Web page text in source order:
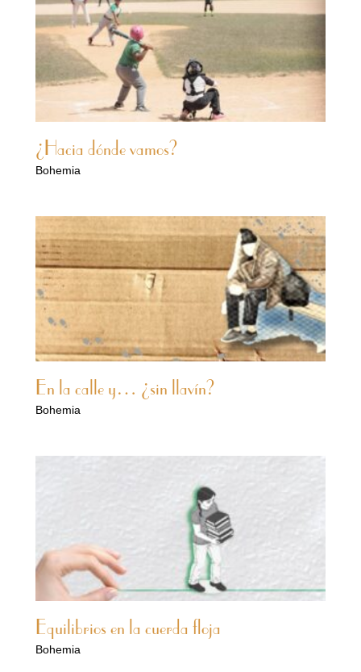
¿Hacia dónde vamos?
Bohemia
En la calle y… ¿sin llavín?
Bohemia
Equilibrios en la cuerda floja
Bohemia